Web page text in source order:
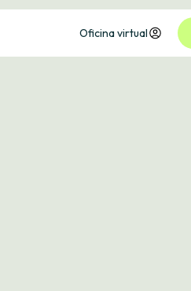
Oficina virtual